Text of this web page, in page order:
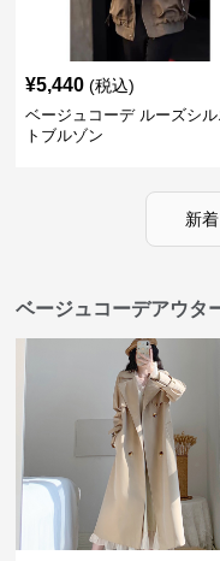
¥5,440 (税込)
ベージュコーデ ルーズシル
トブルゾン
新
ベージュコーデアウタ